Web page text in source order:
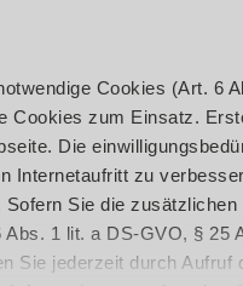
Cookies (Art. 6
Cookies zum Einsatz.
Die
Internetaufritt zu
Sie die
1 lit. a DS-GVO, § 25
Sie jederzeit durch Aufruf